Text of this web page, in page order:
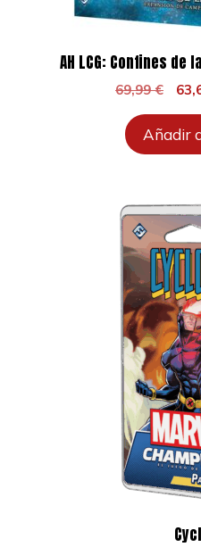
AH LCG: Confines
69,99€
El
era:
Añadir